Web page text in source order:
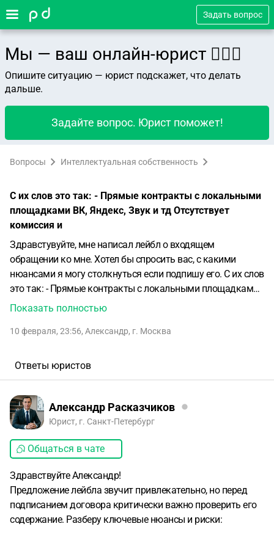
Задать вопрос
Мы — ваш онлайн-юрист 👨🏻‍⚖️
Опишите ситуацию — юрист подскажет, что делать
дальше.
Задайте вопрос. Юрист поможет!
Вопросы Интеллектуальная собственность
С их слов это так: - Прямые контракты с локальными
площадками ВК, Яндекс, Звук и тд Отсутствует
комиссия и
Здравстувуйте, мне написал лейбл о входящем
обращении ко мне. Хотел бы спросить вас, с какими
нюансами я могу столкнуться если подпишу его. С их слов
это так: - Прямые контракты с локальными площадками
ВК, Яндекс, Звук и тдОтсутствует комиссия и артист
треки в чарты- Собираем авторские во ВСЁМ мире
Большой отдел маркетинга. Все задействованы по
условиям,-ставка 70/30-договор-высокая промо
поддержка
Показать полностью
10 февраля, 23:56, Александр, г. Москва
Ответы юристов
Александр Расказчиков
Юрист, г. Санкт-Петербург
Общаться в чате
Здравствуйте Александр!
Предложение лейбла звучит привлекательно, но перед
подписанием договора критически важно проверить его
содержание. Разберу ключевые нюансы и риски: